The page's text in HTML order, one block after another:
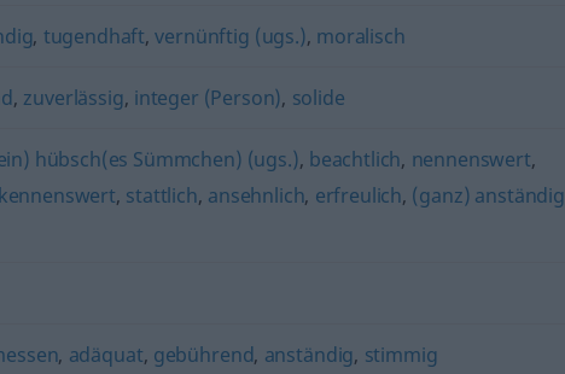
, tugendhaft,vernünftig (ugs.), moralisch
, zuverlässig, integer (Person), solide
hübsch(es Sümmchen) (ugs.), beachtlich, nennenswert,
, stattlich, ansehnlich, erfreulich, (ganz) anständig
, adäquat, gebührend, anständig, stimmig